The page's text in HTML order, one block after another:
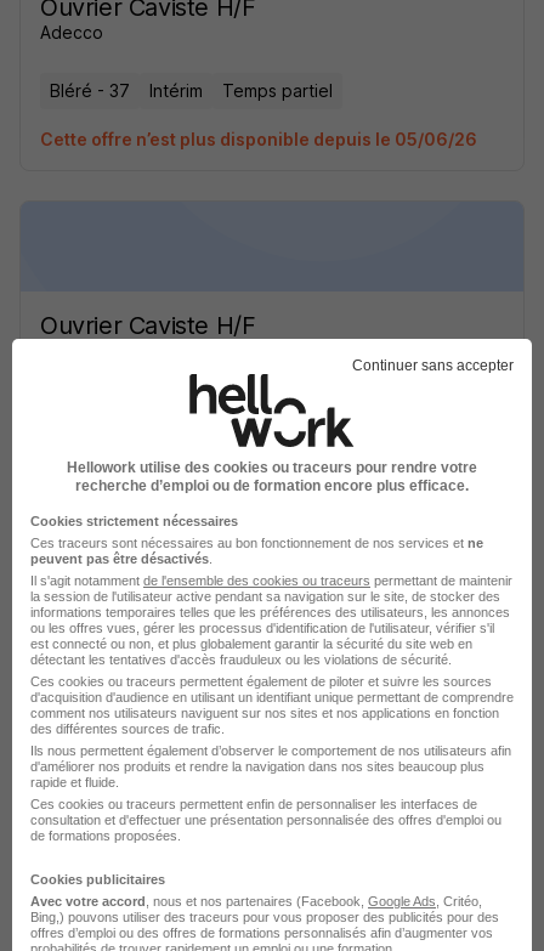
Ouvrier Caviste H/F
Adecco
Bléré - 37 Intérim Temps partiel
Cette offre n’est plus disponible depuis le 05/06/26
Ouvrier Caviste H/F
Intérim Temps partiel
Cette offre n’est plus disponible depuis le 05/06/26
Ouvrier Caviste H/F
Adecco
Bléré - 37 Intérim
Cette offre n’est plus disponible depuis le 05/06/26
Continuer sans accepter
Hellowork utilise des cookies ou traceurs pour rendre votre
recherche d’emploi ou de formation encore plus efficace.
Cookies strictement nécessaires
Ces traceurs sont nécessaires au bon fonctionnement de nos services et ne
peuvent pas être désactivés
Il s'agit notamment de l'ensemble des cookies ou traceurs permettant de maintenir
la session de l'utilisateur active pendant sa navigation sur le site, de stocker des
informations temporaires telles que les préférences des utilisateurs, les annonces
ou les offres vues, gérer les processus d'identification de l'utilisateur, vérifier s'il
est connecté ou non, et plus globalement garantir la sécurité du site web en
détectant les tentatives d'accès frauduleux ou les violations de sécurité.
Ces cookies ou traceurs permettent également de piloter et suivre les sources
d'acquisition d'audience en utilisant un identifiant unique permettant de comprendre
comment nos utilisateurs naviguent sur nos sites et nos applications en fonction
des différentes sources de trafic.
Ils nous permettent également d’observer le comportement de nos utilisateurs afin
d'améliorer nos produits et rendre la navigation dans nos sites beaucoup plus
rapide et fluide.
Ces cookies ou traceurs permettent enfin de personnaliser les interfaces de
consultation et d'effectuer une présentation personnalisée des offres d'emploi ou
de formations proposées.
Cookies publicitaires
Avec votre accord , nous et nos partenaires (Facebook, Google Ads , Critéo,
Bing,) pouvons utiliser des traceurs pour vous proposer des publicités pour des
offres d’emploi ou des offres de formations personnalisés afin d’augmenter vos
probabilités de trouver rapidement un emploi ou une formation.